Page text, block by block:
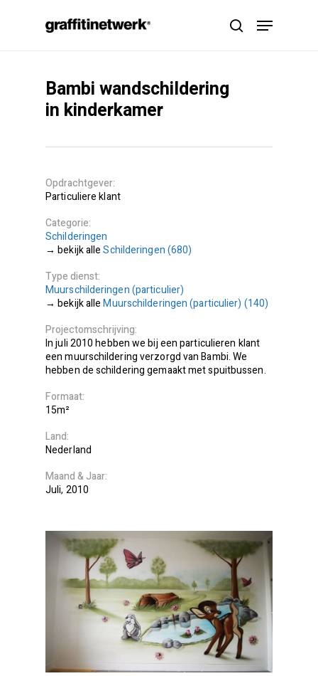
search
Menu
Bambi wandschildering
in kinderkamer
Opdrachtgever
Particuliere klant
Categorie
Schilderingen
Schilderingen (680)
Type dienst
Muurschilderingen (particulier)
Muurschilderingen (particulier) (140)
Projectomschrijving
In juli 2010 hebben we bij een particulieren klant
een muurschildering verzorgd van Bambi. We
hebben de schildering gemaakt met spuitbussen.
Formaat
15m²
Land
Nederland
Maand
Jaar
Juli 2010